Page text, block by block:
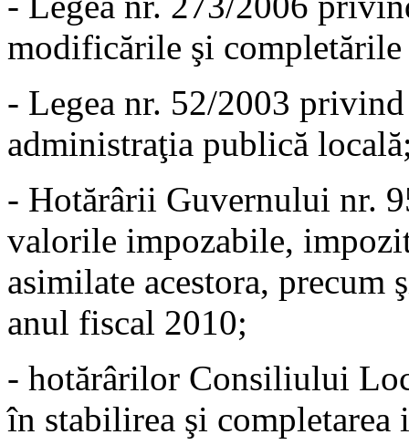
modificările şi
- Legea nr. 52/2003
administraţia publică
- Hotărârii Guvernului nr.
valorile impozabile,
asimilate acestora, precum
anul fiscal 2010;
- hotărârilor Consiliului
în stabilirea şi